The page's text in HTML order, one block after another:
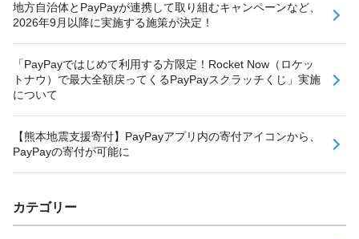
地方自治体とPayPayが連携して取り組むキャンペーンなど、
2026年9月以降に実施する施策が決定！
「PayPayではじめて利用する方限定！Rocket Now（ロケッ
トナウ）で最大全額戻ってくるPayPayスクラッチくじ」実施
について
【熊本地震支援寄付】PayPayアプリ内の寄付アイコンから、
PayPayの寄付が可能に
カテゴリー